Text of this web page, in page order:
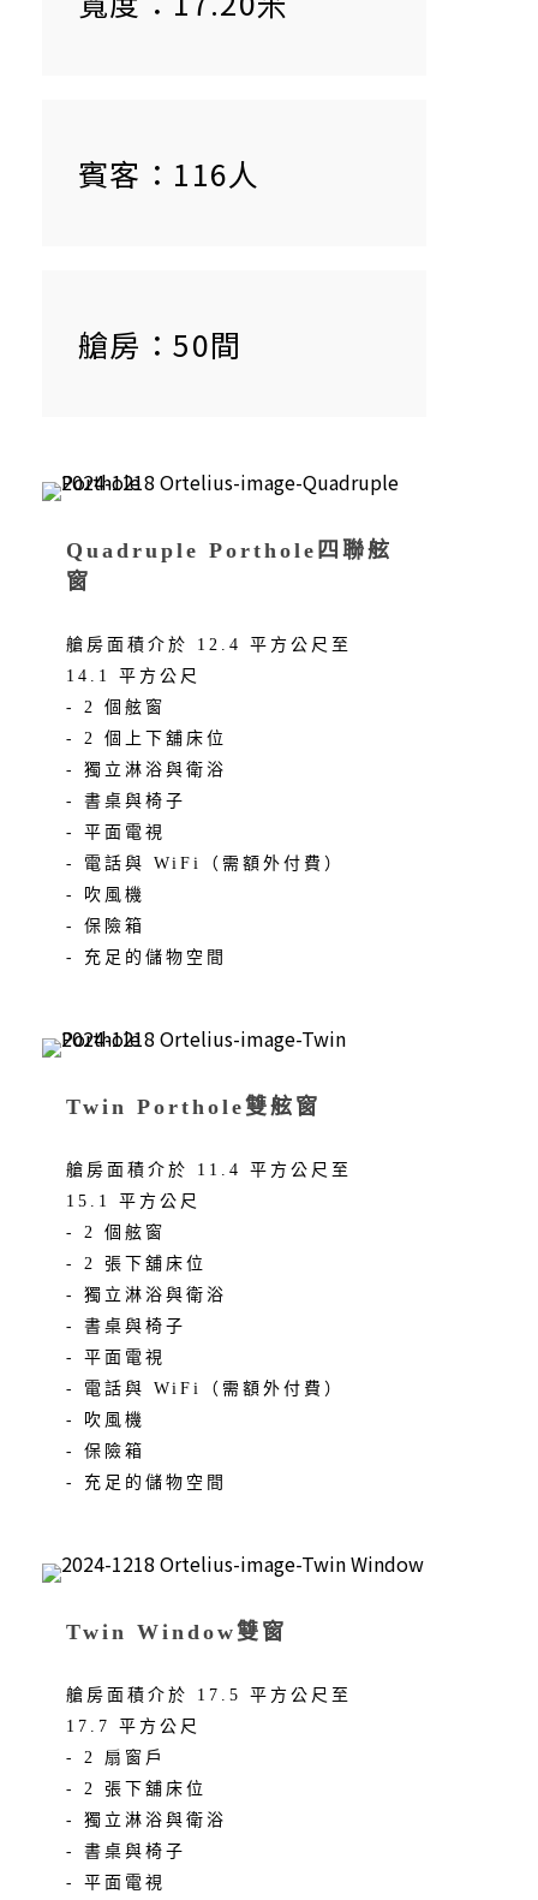
賓客：116人
艙房：50間
Quadruple Porthole四聯舷
窗
艙房面積介於 12.4 平方公尺至
14.1 平方公尺
- 2 個舷窗
- 2 個上下舖床位
- 獨立淋浴與衛浴
- 書桌與椅子
- 平面電視
- 電話與 WiFi（需額外付費）
- 吹風機
- 保險箱
- 充足的儲物空間
Twin Porthole雙舷窗
艙房面積介於 11.4 平方公尺至
15.1 平方公尺
- 2 個舷窗
- 2 張下舖床位
- 獨立淋浴與衛浴
- 書桌與椅子
- 平面電視
- 電話與 WiFi（需額外付費）
- 吹風機
- 保險箱
- 充足的儲物空間
Twin Window雙窗
艙房面積介於 17.5 平方公尺至
17.7 平方公尺
- 2 扇窗戶
- 2 張下舖床位
- 獨立淋浴與衛浴
- 書桌與椅子
- 平面電視